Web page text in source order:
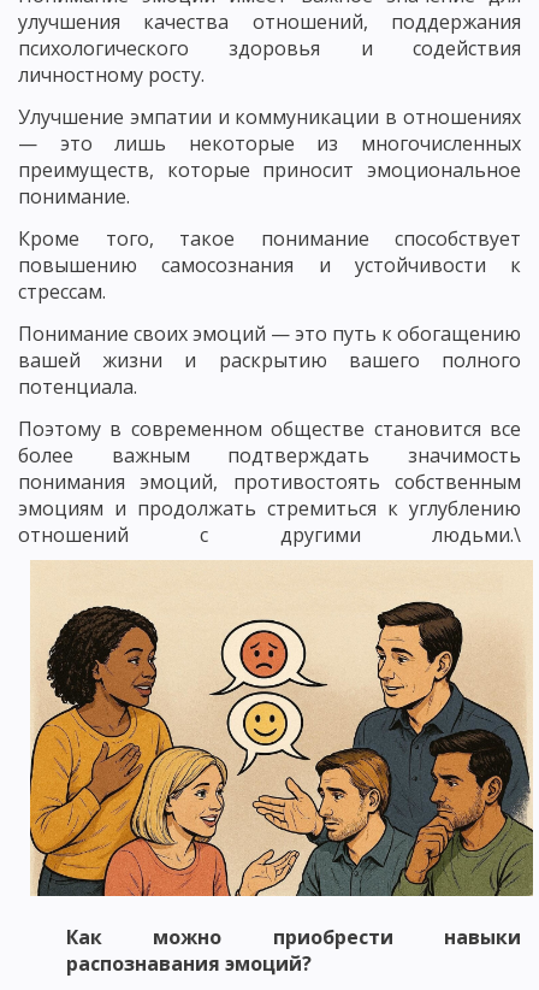
улучшения качества отношений, поддержания
психологического здоровья и содействия
личностному росту.
Улучшение эмпатии и коммуникации в отношениях
— это лишь некоторые из многочисленных
преимуществ, которые приносит эмоциональное
понимание.
Кроме того, такое понимание способствует
повышению самосознания и устойчивости к
стрессам.
Понимание своих эмоций — это путь к обогащению
вашей жизни и раскрытию вашего полного
потенциала.
Поэтому в современном обществе становится все
более важным подтверждать значимость
понимания эмоций, противостоять собственным
эмоциям и продолжать стремиться к углублению
отношений с другими людьми.\
Как можно приобрести навыки
распознавания эмоций?